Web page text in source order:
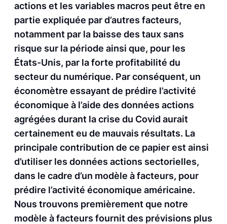
actions et les variables macros peut être en
partie expliquée par d’autres facteurs,
notamment par la baisse des taux sans
risque sur la période ainsi que, pour les
États-Unis, par la forte profitabilité du
secteur du numérique. Par conséquent, un
économètre essayant de prédire l’activité
économique à l’aide des données actions
agrégées durant la crise du Covid aurait
certainement eu de mauvais résultats. La
principale contribution de ce papier est ainsi
d’utiliser les données actions sectorielles,
dans le cadre d’un modèle à facteurs, pour
prédire l’activité économique américaine.
Nous trouvons premièrement que notre
modèle à facteurs fournit des prévisions plus